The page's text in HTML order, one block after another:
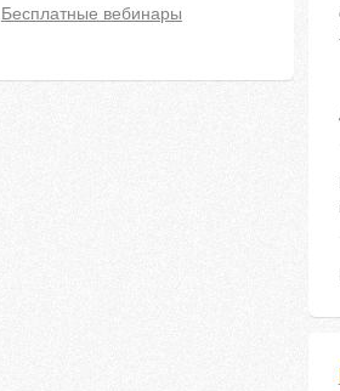
Бесплатные вебинары